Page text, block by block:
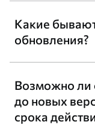
Какие
обновления?
Возможно ли
до новых
срока